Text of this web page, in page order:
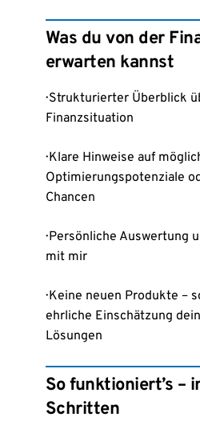
Was du von der
erwarten kannst
· Strukturierter Überblick
Finanzsituation
· Klare Hinweise auf
Optimierungspotenziale
Chancen
· Persönliche Auswertung
mit mir
· Keine neuen Produkte –
ehrliche Einschätzung
Lösungen
So funktioniert’s –
Schritten